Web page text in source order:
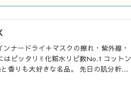
ナードライ＋マスクの擦れ・紫外線・
はピッタリ✌︎化粧水リピ数No.1 コットン
香りも大好きな名品。 先日の肌分析以